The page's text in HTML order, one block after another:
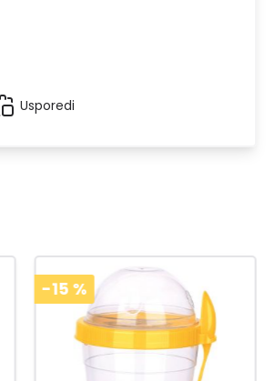
Usporedi
-15 %